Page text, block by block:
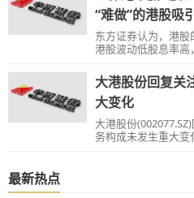
“难做”的港股吸
东方证券认为，港
港股波动低股息率高
大港股份回复关
大变化
大港股份
务构成未发生重大变
最新热点